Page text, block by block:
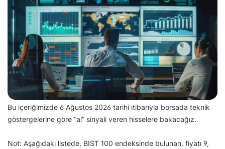
Bu içeriğimizde 6 Ağustos 2026 tarihi itibarıyla borsada teknik
göstergelerine göre “al” sinyali veren hisselere bakacağız.
Not: Aşağıdaki listede, BIST 100 endeksinde bulunan, fiyatı 9,